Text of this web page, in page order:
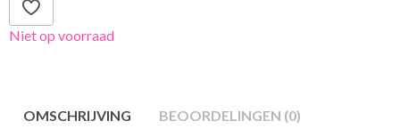
Niet op voorraad
OMSCHRIJVING BEOORDELINGEN (0)